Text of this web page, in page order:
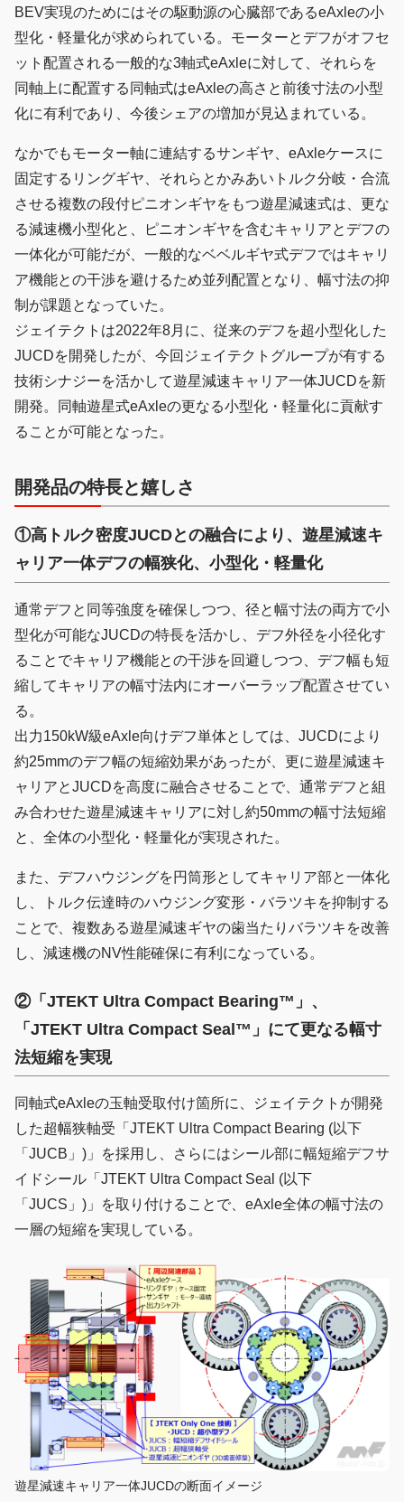
BEV実現のためにはその駆動源の心臓部であるeAxleの小
型化・軽量化が求められている。モーターとデフがオフセ
ット配置される一般的な3軸式eAxleに対して、それらを
同軸上に配置する同軸式はeAxleの高さと前後寸法の小型
化に有利であり、今後シェアの増加が見込まれている。
なかでもモーター軸に連結するサンギヤ、eAxleケースに
固定するリングギヤ、それらとかみあいトルク分岐・合流
させる複数の段付ピニオンギヤをもつ遊星減速式は、更な
る減速機小型化と、ピニオンギヤを含むキャリアとデフの
一体化が可能だが、一般的なベベルギヤ式デフではキャリ
ア機能との干渉を避けるため並列配置となり、幅寸法の抑
制が課題となっていた。
ジェイテクトは2022年8月に、従来のデフを超小型化した
JUCDを開発したが、今回ジェイテクトグループが有する
技術シナジーを活かして遊星減速キャリア一体JUCDを新
開発。同軸遊星式eAxleの更なる小型化・軽量化に貢献す
ることが可能となった。
開発品の特長と嬉しさ
①高トルク密度JUCDとの融合により、遊星減速キ
ャリア一体デフの幅狭化、小型化・軽量化
通常デフと同等強度を確保しつつ、径と幅寸法の両方で小
型化が可能なJUCDの特長を活かし、デフ外径を小径化す
ることでキャリア機能との干渉を回避しつつ、デフ幅も短
縮してキャリアの幅寸法内にオーバーラップ配置させてい
る。
出力150kW級eAxle向けデフ単体としては、JUCDにより
約25mmのデフ幅の短縮効果があったが、更に遊星減速キ
ャリアとJUCDを高度に融合させることで、通常デフと組
み合わせた遊星減速キャリアに対し約50mmの幅寸法短縮
と、全体の小型化・軽量化が実現された。
また、デフハウジングを円筒形としてキャリア部と一体化
し、トルク伝達時のハウジング変形・バラツキを抑制する
ことで、複数ある遊星減速ギヤの歯当たりバラツキを改善
し、減速機のNV性能確保に有利になっている。
②「JTEKT Ultra Compact Bearing™」、
「JTEKT Ultra Compact Seal™」にて更なる幅寸
法短縮を実現
同軸式eAxleの玉軸受取付け箇所に、ジェイテクトが開発
した超幅狭軸受「JTEKT Ultra Compact Bearing (以下
「JUCB」)」を採用し、さらにはシール部に幅短縮デフサ
イドシール「JTEKT Ultra Compact Seal (以下
「JUCS」)」を取り付けることで、eAxle全体の幅寸法の
一層の短縮を実現している。
遊星減速キャリア一体JUCDの断面イメージ